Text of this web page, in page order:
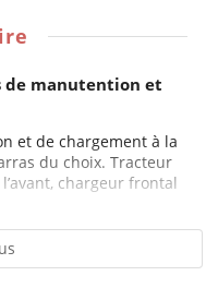
de manutention et
et de chargement à la
du choix. Tracteur
chargeur frontal